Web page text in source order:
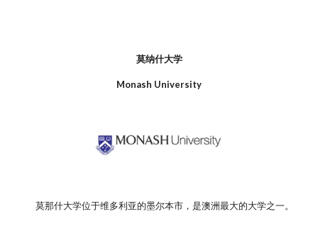
莫纳什大学
Monash University
莫那什大学位于维多利亚的墨尔本市，是澳洲最大的大学之一。